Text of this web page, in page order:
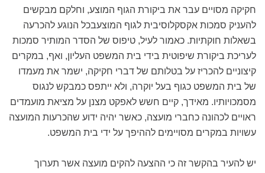
חקיקה מסויים עבר את ביקורת הגוף המוצע, וחלקם מבקשים
להעניק סמכות אקסקלוסיבית לגוף המוצעבכל הנוגע להכרעה
בשאלות חוקתיות. כאמור לעיל, טיפוס של הסדר המותיר סמכות
לעריכת ביקורת שיפוטית בידי בית המשפט העליון, ואף, במקרים
קיצוניים להכריז על בטלותם של דברי חקיקה, ישמר את מעמדו
של בית המשפט כגוף בעל יוקרה, ולא ייתפס כמבקש לנגוס
מסמכויותיו. מאידך, קיים חשש לאפקט מצנן על מציאת מועמדים
ראויים לכהונה כחברי מועצה, כאשר יהיה ידוע שהכרעות המועצה
עשויות במקרים מסויימים לההיפך על ידי בית המשפט.
יש להעיר בהקשר זה כי ההצעה להקים מועצה אשר תערוך